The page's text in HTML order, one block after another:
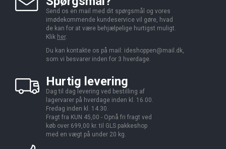
Send os en mail med dit spørgsmål og vores
imødekommende kundeservice vil gøre, hvad
de kan for at være behjælpelige hurtigst muligt.
Klik her.
Du kan kontakte os på mail: ideshoppen@mail.dk,
som vi besvarer inden for 3 hverdage.
Hurtig levering
Dag til dag levering ved bestilling af
lagervarer på hverdage inden kl. 16.00.
Fredag inden kl. 14.30.
Fragt fra KUN 45,00 - Opnå fri fragt ved
køb over 699,00 kr. til GLS pakkeshop
med en vægt på under 20 kg.